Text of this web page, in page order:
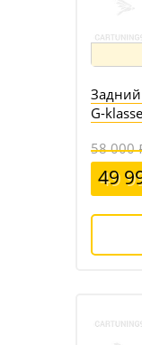
G-
58 000
49